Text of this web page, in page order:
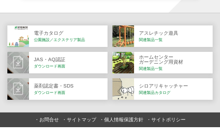
電子カタログ
公園施設／エクステリア製品
アスレチック遊具
関連製品一覧
JAS・AQ認証
ダウンロード画面
ホームセンター
ガーデニング用資材
関連製品一覧
薬剤認定書・SDS
ダウンロード画面
シロアリキャッチャー
関連製品カタログ
お問合せ サイトマップ 個人情報保護方針 サイトポリシー